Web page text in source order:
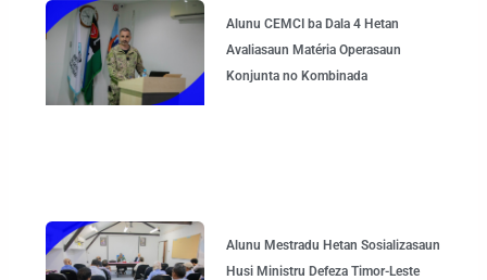
Alunu CEMCI ba Dala 4 Hetan
Avaliasaun Matéria Operasaun
Konjunta no Kombinada
Alunu Mestradu Hetan Sosializasaun
Husi Ministru Defeza Timor-Leste